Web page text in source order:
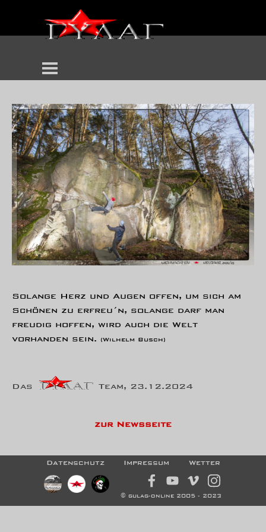
Solange Herz und Augen offen, um sich am
Schönen zu erfreu´n, solange darf man
freudig hoffen, wird auch die Welt
vorhanden sein.
(Wilhelm Busch)
Das Team, 23.12.2024
zur Newsseite
Datenschutz Impressum Wetter
© gulag-online 2005 - 2023